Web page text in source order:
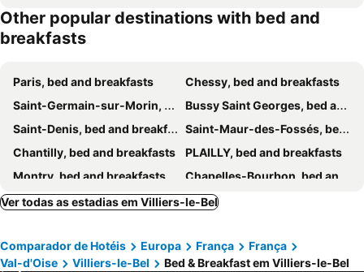
Gay Bed & Breakfast
Chez Pépé Merle - Chambres d'hôtes au cœur de Paris
BED and BREAKFAST PARIS QUARTIER CHAMPS-ÉLYSÉES
Other popular destinations with bed and
breakfasts
Paris, bed and breakfasts
Chessy, bed and breakfasts
Saint-Germain-sur-Morin, bed and breakfasts
Bussy Saint Georges, bed and breakfasts
Saint-Denis, bed and breakfasts
Saint-Maur-des-Fossés, bed and breakfasts
Chantilly, bed and breakfasts
PLAILLY, bed and breakfasts
Montry, bed and breakfasts
Chapelles-Bourbon, bed and breakfasts
Pomponne, bed and breakfasts
Les Ulis, bed and breakfasts
Saint-Mesmes, bed and breakfasts
Meaux, bed and breakfasts
Ver todas as estadias em Villiers-le-Bel
Comparador de Hotéis Europa França
França
Val-d'Oise
Villiers-le-Bel Bed & Breakfast em Villiers-le-Bel